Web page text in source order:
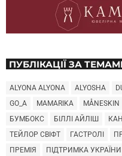
ПУБЛІКАЦІЇ ЗА
ALYONA ALYONA ALYOSHA
GO_A
MAMARIKA MÅNESKIN
БУМБОКС
БІЛЛІ АЙЛІШ
ТЕЙЛОР СВІФТ
ГАСТРОЛІ
ПРЕМІЯ
ПІДТРИМКА УКРАЇНИ